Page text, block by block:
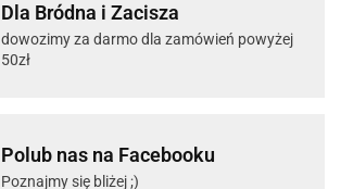
Dla Bródna i Zacisza
dowozimy za darmo dla zamówień powyżej
50zł
Polub nas na Facebooku
Poznajmy się bliżej ;)